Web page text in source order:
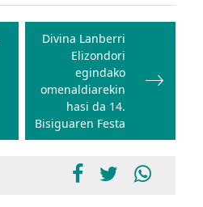
Divina Lanberri
Elizondori
egindako
omenaldiarekin
hasi da 14.
Bisiguaren Festa